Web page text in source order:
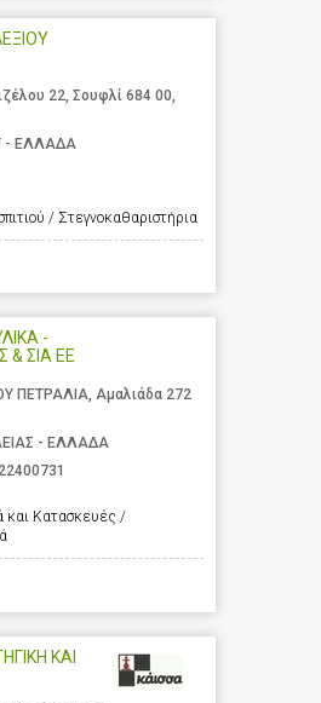
22, Σουφλί 684 00,
- ΕΛΛΑΔΑ
/ Στεγνοκαθαριστήρια
-
ΣΙΑ ΕΕ
ΠΕΤΡΑΛΙΑ, Αμαλιάδα 272
- ΕΛΛΑΔΑ
και Κατασκευές /
ΚΑΙ